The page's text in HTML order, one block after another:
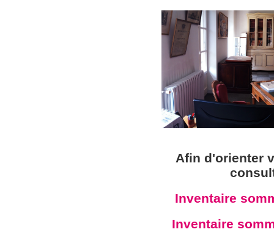
Afin d'orienter
Inventaire
Inventaire